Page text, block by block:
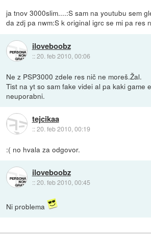
ja tnov 3000slim....:S sam na youtubu sem
da zdj pa nwm:S k original igrc se mi pa res
iloveboobz
::20. feb 2010, 00:06
Ne z PSP3000 zdele res nič ne moreš.Žal.
Tist na yt so sam fake videi al pa kaki game
neuporabni.
tejcikaa
::20. feb 2010, 00:19
:( no hvala za odgovor.
iloveboobz
::20. feb 2010, 00:45
Ni problema